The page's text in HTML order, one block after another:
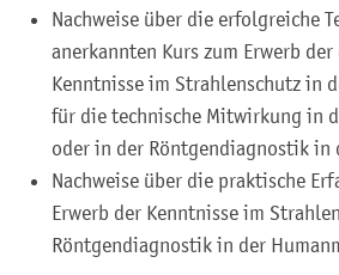
Nachweise über die erfolgreiche
anerkannten Kurs zum Erwerb
Kenntnisse im Strahlenschutz in
für die technische Mitwirkung in
oder in der Röntgendiagnostik in
Nachweise über die praktische
Erwerb der Kenntnisse im
Röntgendiagnostik in der